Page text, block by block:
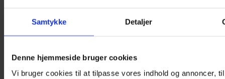
Samtykke Detaljer
Denne hjemmeside bruger cookies
Vi bruger cookies til at tilpasse vores indhold og annoncer,